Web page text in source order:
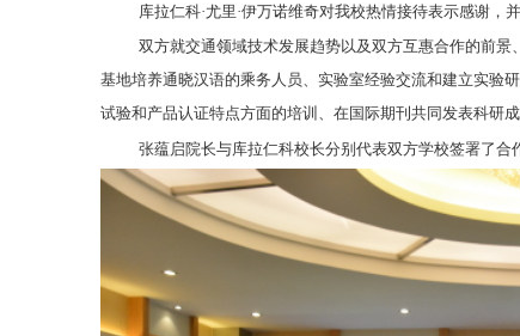
库拉仁科·尤里·伊万诺维奇对我校热情接待表示感谢，并
双方就交通领域技术发展趋势以及双方互惠合作的前
基地培养通晓汉语的乘务人员、实验室经验交流和建立实验
试验和产品认证特点方面的培训、在国际期刊共同发表科研
张蕴启院长与库拉仁科校长分别代表双方学校签署了合